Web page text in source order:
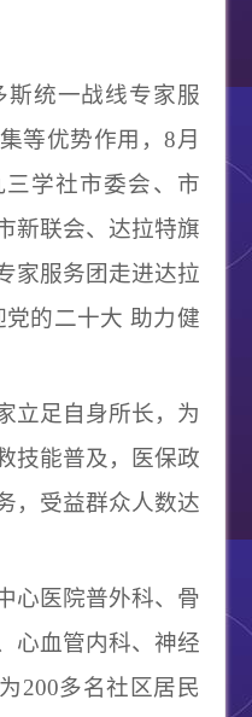
斯统一战线专家服
等优势作用，8月
学社市委会、市
新联会、达拉特旗
家服务团走进达拉
的二十大 助力健
立足自身所长，为
技能普及，医保政
，受益群众人数达
心医院普外科、骨
心血管内科、神经
200多名社区居民